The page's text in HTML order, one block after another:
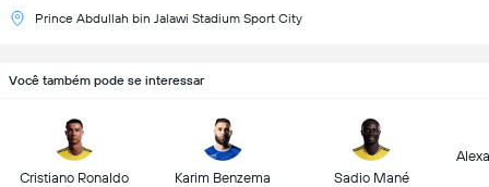
Prince Abdullah bin Jalawi Stadium Sport City
Você também pode se interessar
Cristiano Ronaldo Karim Benzema Sadio Mané